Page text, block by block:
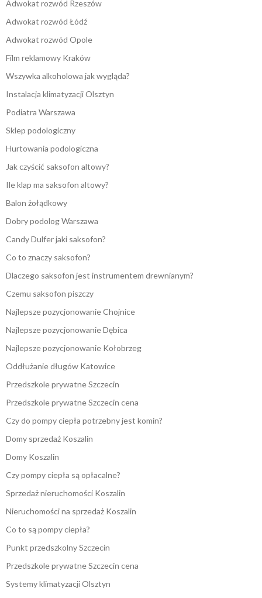
Adwokat rozwód Rzeszów
Adwokat rozwód Łódź
Adwokat rozwód Opole
Film reklamowy Kraków
Wszywka alkoholowa jak wygląda?
Instalacja klimatyzacji Olsztyn
Podiatra Warszawa
Sklep podologiczny
Hurtowania podologiczna
Jak czyścić saksofon altowy?
Ile klap ma saksofon altowy?
Balon żołądkowy
Dobry podolog Warszawa
Candy Dulfer jaki saksofon?
Co to znaczy saksofon?
Dlaczego saksofon jest instrumentem drewnianym?
Czemu saksofon piszczy
Najlepsze pozycjonowanie Chojnice
Najlepsze pozycjonowanie Dębica
Najlepsze pozycjonowanie Kołobrzeg
Oddłużanie długów Katowice
Przedszkole prywatne Szczecin
Przedszkole prywatne Szczecin cena
Czy do pompy ciepła potrzebny jest komin?
Domy sprzedaż Koszalin
Domy Koszalin
Czy pompy ciepła są opłacalne?
Sprzedaż nieruchomości Koszalin
Nieruchomości na sprzedaż Koszalin
Co to są pompy ciepła?
Punkt przedszkolny Szczecin
Przedszkole prywatne Szczecin cena
Systemy klimatyzacji Olsztyn